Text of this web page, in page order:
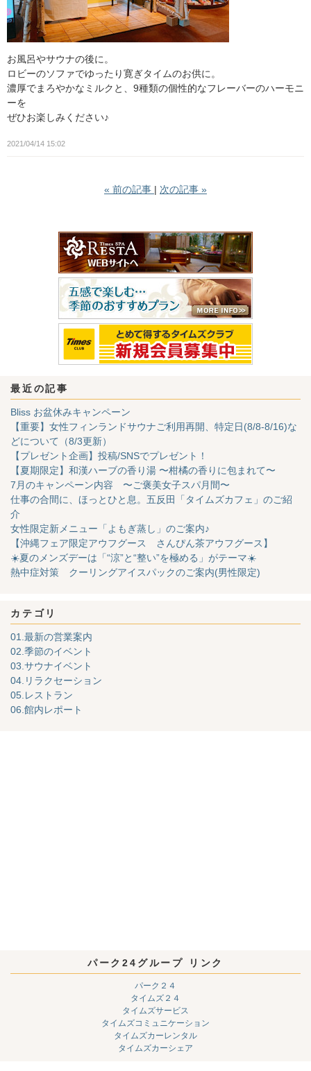
お風呂やサウナの後に。
ロビーのソファでゆったり寛ぎタイムのお供に。
濃厚でまろやかなミルクと、9種類の個性的なフレーバーのハーモニ
ーを
ぜひお楽しみください♪
2021/04/14 15:02
« 前の記事 次の記事 »
最近の記事
Bliss お盆休みキャンペーン
【重要】女性フィンランドサウナご利用再開、特定日(8/8-8/16)な
どについて（8/3更新）
【プレゼント企画】投稿/SNSでプレゼント！
【夏期限定】和漢ハーブの香り湯 〜柑橘の香りに包まれて〜
7月のキャンペーン内容 〜ご褒美女子スパ月間〜
仕事の合間に、ほっとひと息。五反田「タイムズカフェ」のご紹
介
女性限定新メニュー「よもぎ蒸し」のご案内♪
【沖縄フェア限定アウフグース さんぴん茶アウフグース】
☀️夏のメンズデーは「“涼”と“整い”を極める」がテーマ☀️
熱中症対策 クーリングアイスパックのご案内(男性限定)
カテゴリ
01.最新の営業案内
02.季節のイベント
03.サウナイベント
04.リラクセーション
05.レストラン
06.館内レポート
パーク24グループ リンク
パーク２４
タイムズ２４
タイムズサービス
タイムズコミュニケーション
タイムズカーレンタル
タイムズカーシェア